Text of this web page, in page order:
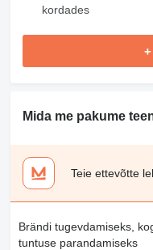
kordades
Mida me pakume
Teie ettevõtte
Brändi tugevdamiseks,
tuntuse parandamiseks